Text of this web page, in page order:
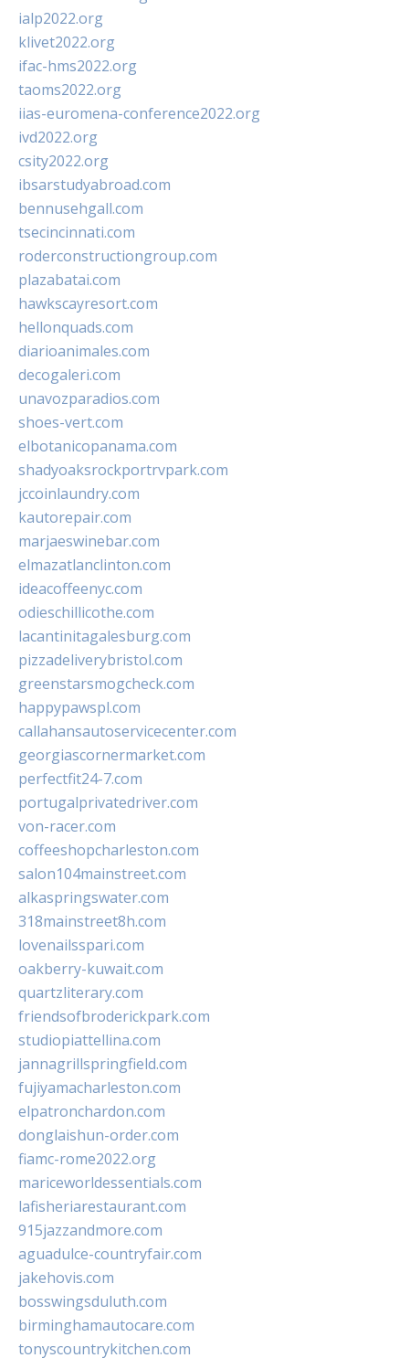
ialp2022.org
klivet2022.org
ifac-hms2022.org
taoms2022.org
iias-euromena-conference2022.org
ivd2022.org
csity2022.org
ibsarstudyabroad.com
bennusehgall.com
tsecincinnati.com
roderconstructiongroup.com
plazabatai.com
hawkscayresort.com
hellonquads.com
diarioanimales.com
decogaleri.com
unavozparadios.com
shoes-vert.com
elbotanicopanama.com
shadyoaksrockportrvpark.com
jccoinlaundry.com
kautorepair.com
marjaeswinebar.com
elmazatlanclinton.com
ideacoffeenyc.com
odieschillicothe.com
lacantinitagalesburg.com
pizzadeliverybristol.com
greenstarsmogcheck.com
happypawspl.com
callahansautoservicecenter.com
georgiascornermarket.com
perfectfit24-7.com
portugalprivatedriver.com
von-racer.com
coffeeshopcharleston.com
salon104mainstreet.com
alkaspringswater.com
318mainstreet8h.com
lovenailsspari.com
oakberry-kuwait.com
quartzliterary.com
friendsofbroderickpark.com
studiopiattellina.com
jannagrillspringfield.com
fujiyamacharleston.com
elpatronchardon.com
donglaishun-order.com
fiamc-rome2022.org
mariceworldessentials.com
lafisheriarestaurant.com
915jazzandmore.com
aguadulce-countryfair.com
jakehovis.com
bosswingsduluth.com
birminghamautocare.com
tonyscountrykitchen.com